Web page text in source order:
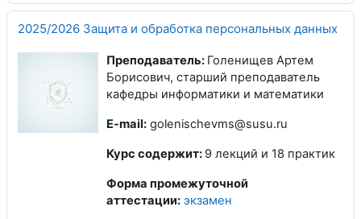
2025/2026 Защита и обработка персональных данных
Преподаватель: Голенищев Артем
Борисович, старший преподаватель
кафедры информатики и математики
E-mail: golenischevms@susu.ru
Курс содержит: 9 лекций и 18 практик
Форма промежуточной
аттестации: экзамен